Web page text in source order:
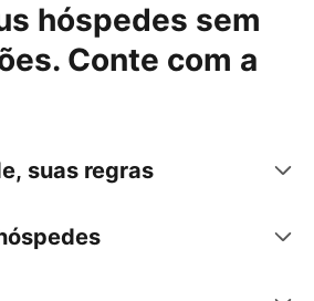
hóspedes sem
Conte com a
suas regras